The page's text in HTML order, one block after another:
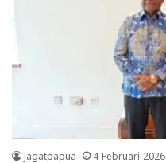
jagatpapua 4 Februari 2026